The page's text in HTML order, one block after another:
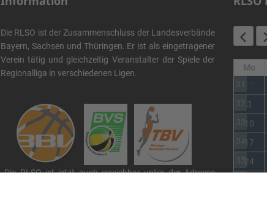
Die RLSO ist der Zusammenschluss der Landesverbände
Bayern, Sachsen und Thüringen. Er ist als eingetragener
Verein tätig und gleichzeitig Veranstalter der Spiele der
Regionalliga in verschiedenen Ligen.
Die RLSO ist jetzt auch erreichbar unter der Adresse
Mo
31
32 3
3310
3417
3524